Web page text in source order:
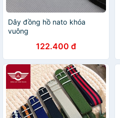
Dây đồng hồ nato khóa
vuông
122.400 đ